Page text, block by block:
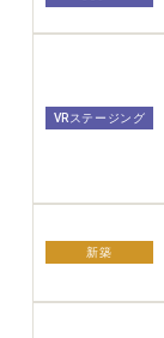
VRステージング
新築